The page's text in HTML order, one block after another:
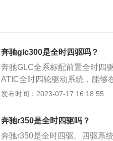
奔驰glc300是全时四驱吗？
奔驰GLC全系标配前置全时四
ATIC全时四轮驱动系统，能够
没有配备机械的差速锁，因此
度的倾斜角，不过在这样的恶
空，失去牵引力的情况。
发布时间：2023-07-17 16:18:55
奔驰r350是全时四驱吗？
奔驰r350是全时四驱。四驱系